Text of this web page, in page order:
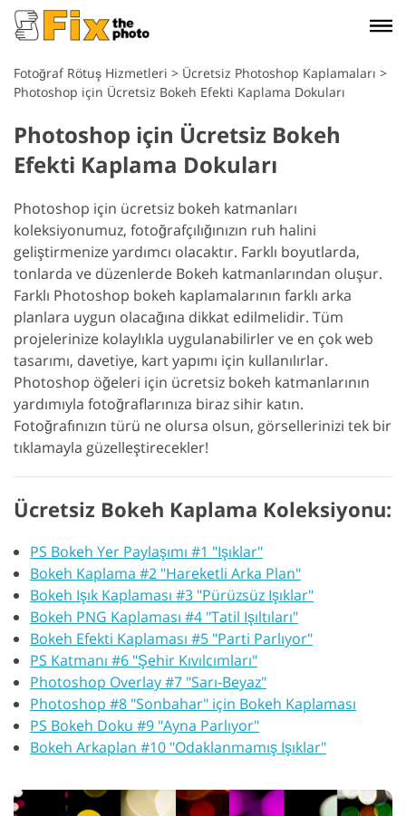
Fotoğraf Rötuş Hizmetleri > Ücretsiz Photoshop Kaplamaları >
Photoshop için Ücretsiz Bokeh Efekti Kaplama Dokuları
Photoshop için Ücretsiz Bokeh
Efekti Kaplama Dokuları
Photoshop için ücretsiz bokeh katmanları
koleksiyonumuz, fotoğrafçılığınızın ruh halini
geliştirmenize yardımcı olacaktır. Farklı boyutlarda,
tonlarda ve düzenlerde Bokeh katmanlarından oluşur.
Farklı Photoshop bokeh kaplamalarının farklı arka
planlara uygun olacağına dikkat edilmelidir. Tüm
projelerinize kolaylıkla uygulanabilirler ve en çok web
tasarımı, davetiye, kart yapımı için kullanılırlar.
Photoshop öğeleri için ücretsiz bokeh katmanlarının
yardımıyla fotoğraflarınıza biraz sihir katın.
Fotoğrafınızın türü ne olursa olsun, görsellerinizi tek bir
tıklamayla güzelleştirecekler!
Ücretsiz Bokeh Kaplama Koleksiyonu:
PS Bokeh Yer Paylaşımı #1 "Işıklar"
Bokeh Kaplama #2 "Hareketli Arka Plan"
Bokeh Işık Kaplaması #3 "Pürüzsüz Işıklar"
Bokeh PNG Kaplaması #4 "Tatil Işıltıları"
Bokeh Efekti Kaplaması #5 "Parti Parlıyor"
PS Katmanı #6 "Şehir Kıvılcımları"
Photoshop Overlay #7 "Sarı-Beyaz"
Photoshop #8 "Sonbahar" için Bokeh Kaplaması
PS Bokeh Doku #9 "Ayna Parlıyor"
Bokeh Arkaplan #10 "Odaklanmamış Işıklar"